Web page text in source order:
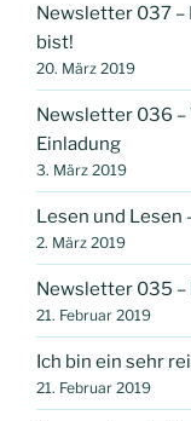
Newsletter 037 –
bist!
20. März 2019
Newsletter 036 –
Einladung
3. März 2019
Lesen und Lesen
2. März 2019
Newsletter 035 –
21. Februar 2019
Ich bin ein sehr
21. Februar 2019